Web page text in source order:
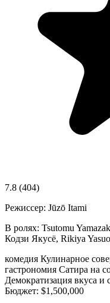
7.8 (404)
Режиссер: Jūzō Itami
В ролях: Tsutomu
Кодзи Якусё, Rikiya
комедия Кулинарное
гастрономия Сатира на
Демократизация вкуса и
Бюджет: $1,500,000